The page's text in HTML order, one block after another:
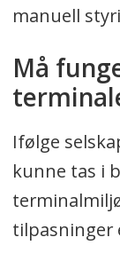
manuell
Må
Ifølge
kunne tas i
tilpasninger